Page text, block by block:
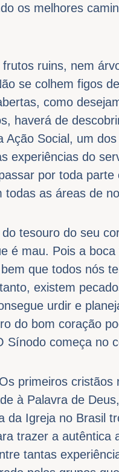
os melhores
ruins, nem
se colhem figos
como
haverá de
Ação Social, um
experiências do
por toda
todas as áreas de
tesouro do seu
é mau. Pois a
que todos nós
existem
urdir e
do bom coração
Sínodo começa no
primeiros
à Palavra de
da Igreja no Brasil
trazer a autêntica
tantas